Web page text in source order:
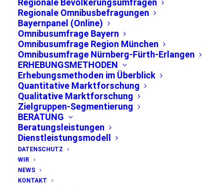
Regionale Bevölkerungsumfragen
Regionale Omnibusbefragungen
Bayernpanel (Online)
Omnibusumfrage Bayern
Omnibusumfrage Region München
Omnibusumfrage Nürnberg-Fürth-Erlangen
ERHEBUNGSMETHODEN
Erhebungsmethoden im Überblick
Quantitative Marktforschung
Qualitative Marktforschung
Zielgruppen-Segmentierung
BERATUNG
Beratungsleistungen
Dienstleistungsmodell
DATENSCHUTZ
WIR
NEWS
KONTAKT
[kostenloser download]
Viermal jährlich erhebt die RIM
Marktforschung die
München. Den aktuellen Trend